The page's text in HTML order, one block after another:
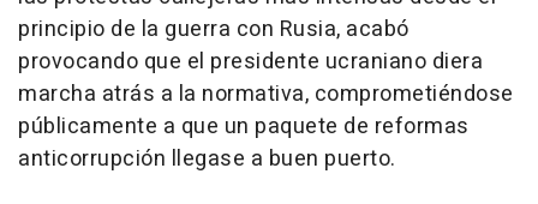
principio de la guerra con Rusia, acabó
provocando que el presidente ucraniano diera
marcha atrás a la normativa, comprometiéndose
públicamente a que un paquete de reformas
anticorrupción llegase a buen puerto.